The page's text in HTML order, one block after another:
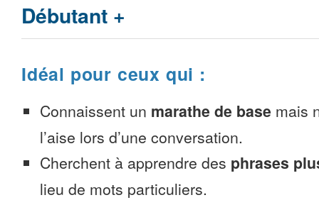
Débutant +
Idéal pour ceux qui :
Connaissent un marathe de base mais
l’aise lors d’une conversation.
Cherchent à apprendre des phrases
lieu de mots particuliers.